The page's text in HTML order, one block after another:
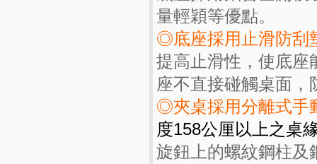
量輕穎等優點。
◎底座採用止滑防刮
提高止滑性，使底座
座不直接碰觸桌面，
◎夾桌採用分離式手
度158公厘以上之桌
旋鈕上的螺紋鋼柱及